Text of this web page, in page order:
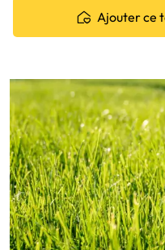
Ajouter ce